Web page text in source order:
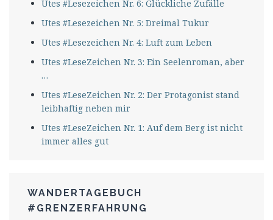
Utes #Lesezeichen Nr. 6: Glückliche Zufälle
Utes #Lesezeichen Nr. 5: Dreimal Tukur
Utes #Lesezeichen Nr. 4: Luft zum Leben
Utes #LeseZeichen Nr. 3: Ein Seelenroman, aber
…
Utes #LeseZeichen Nr. 2: Der Protagonist stand
leibhaftig neben mir
Utes #LeseZeichen Nr. 1: Auf dem Berg ist nicht
immer alles gut
WANDERTAGEBUCH
#GRENZERFAHRUNG